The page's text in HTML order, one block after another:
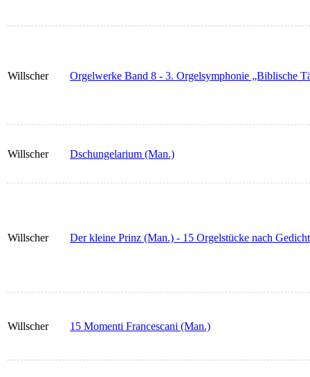
Willscher Orgelwerke Band 8 - 3. Orgelsymphonie „Biblische
Willscher Dschungelarium (Man.)
Willscher Der kleine Prinz (Man.) - 15 Orgelstücke nach
Willscher 15 Momenti Francescani (Man.)